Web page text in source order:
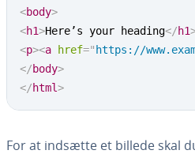
<body>
<h1>Here’s your heading</h1
<p><a href=" https://
</body>
</html>
For at indsætte et billede skal